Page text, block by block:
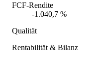
FCF-Rendite
-1.040,7 %
Qualität
Rentabilität & Bilanz